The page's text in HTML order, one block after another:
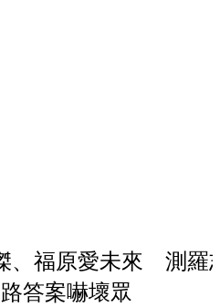
、福原愛未來 測羅
答案嚇壞眾